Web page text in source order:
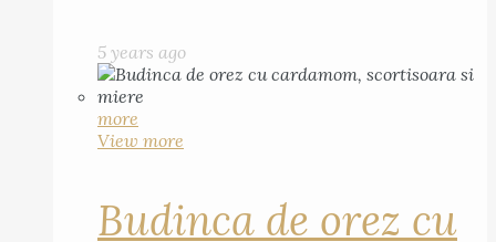
5 years ago
more
View more
Budinca de orez cu